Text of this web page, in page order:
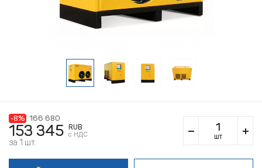
-8% 166 680
153 345
RUB
c НДС
за 1 шт.
шт